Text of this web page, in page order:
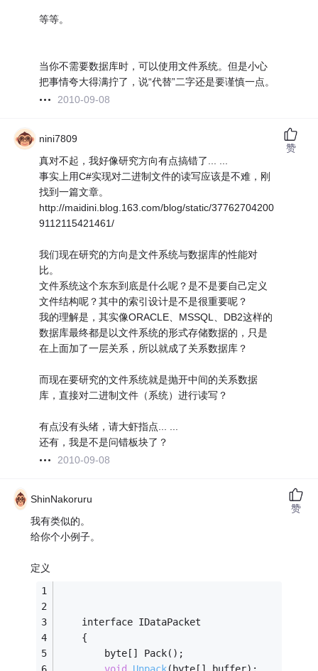
等等。
当你不需要数据库时，可以使用文件系统。但是小心
把事情夸大得满拧了，说“代替”二字还是要谨慎一点。
2010-09-08
nini7809
真对不起，我好像研究方向有点搞错了... ...
事实上用C#实现对二进制文件的读写应该是不难，刚
找到一篇文章。
http://maidini.blog.163.com/blog/static/37762704200
9112115421461/
我们现在研究的方向是文件系统与数据库的性能对
比。
文件系统这个东东到底是什么呢？是不是要自己定义
文件结构呢？其中的索引设计是不是很重要呢？
我的理解是，其实像ORACLE、MSSQL、DB2这样的
数据库最终都是以文件系统的形式存储数据的，只是
在上面加了一层关系，所以就成了关系数据库？
而现在要研究的文件系统就是抛开中间的关系数据
库，直接对二进制文件（系统）进行读写？
有点没有头绪，请大虾指点... ...
还有，我是不是问错板块了？
2010-09-08
赞
ShinNakoruru
我有类似的。
给你个小例子。
定义
    interface IDataPacket
    {
        byte[] Pack();
赞